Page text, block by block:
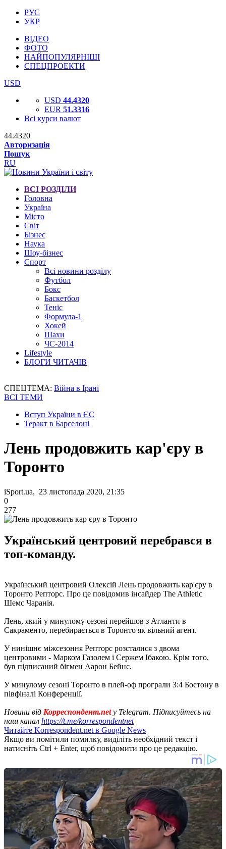
РУС
УКР
ВІДЕО
ФОТО
НАЙПОПУЛЯРНІШІ
СПЕЦПРОЕКТИ
USD
USD 44.4320
EUR 51.3316
Всі курси валют
44.4320
Авторизація
Пошук
RU
ВСІ РОЗДІЛИ
Головна
Україна
Місто
Світ
Бізнес
Наука
Шоу-бізнес
Спорт
Всі новини розділу
Футбол
Бокс
Баскетбол
Теніс
Формула-1
Хокей
Шахи
ЧС-2014
Lifestyle
БЛОГИ ЧИТАЧІВ
СПЕЦТЕМА: Війна в Ірані
ВСІ ТЕМИ
Вступ України в ЄС
Теракт в Барселоні
Лень продовжить кар'єру в
Торонто
iSport.ua, 23 листопада 2020, 21:35
0
277
Український центровий перебрався в
топ-команду.
Український центровий Олексій Лень продовжить кар'єру в
Торонто Репторс. Про це повідомив інсайдер The Athletic
Шемс Чаранія.
Лень, який у минулому сезоні перейшов з Атланти в
Сакраменто, перебирається в Торонто як вільний агент.
У нинішнє міжсезоння Репторс розсталися з двома
центровими - Марком Газолем і Сержем Ібакою. Крім того,
був підписаний бігмен Аарон Бейнс.
У минулому сезоні Торонто в плей-оф програли 3:4 Бостону в
півфіналі Конференції.
Новини від Корреспондент.netу Telegram. Підписуйтесь на
наш канал https://t.me/korrespondentnet
Читайте Korrespondent.net в Google News
Якщо ви помітили помилку, виділіть необхідний текст і
натисніть Ctrl + Enter, щоб повідомити про це редакцію.